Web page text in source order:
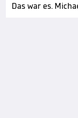
Das war es.